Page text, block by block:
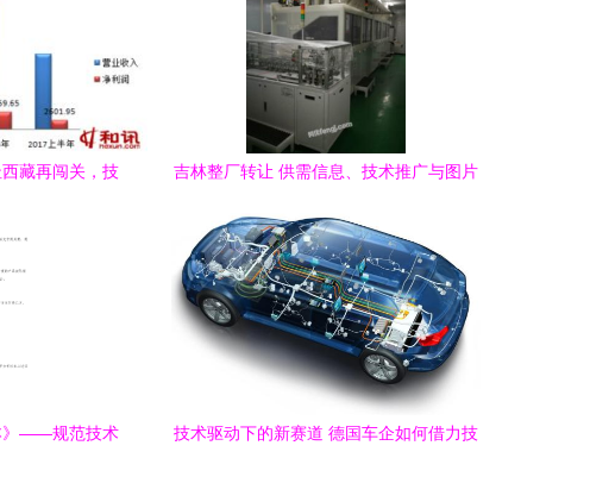
藏再闯关，技
吉林整厂转让 供需信息、技术推广与图片
》——规范技术
技术驱动下的新赛道 德国车企如何借力技